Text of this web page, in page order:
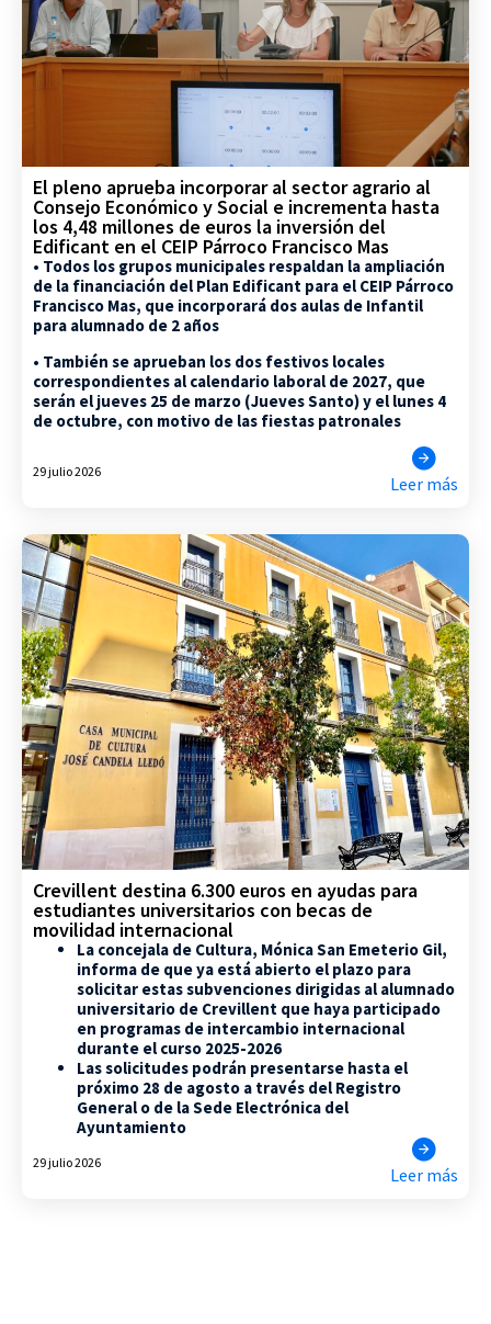
El pleno aprueba incorporar al sector agrario al
Consejo Económico y Social e incrementa hasta
los 4,48 millones de euros la inversión del
Edificant en el CEIP Párroco Francisco Mas
• Todos los grupos municipales respaldan la ampliación
de la financiación del Plan Edificant para el CEIP Párroco
Francisco Mas, que incorporará dos aulas de Infantil
para alumnado de 2 años
• También se aprueban los dos festivos locales
correspondientes al calendario laboral de 2027, que
serán el jueves 25 de marzo (Jueves Santo) y el lunes 4
de octubre, con motivo de las fiestas patronales
29 julio 2026
Leer más
Crevillent destina 6.300 euros en ayudas para
estudiantes universitarios con becas de
movilidad internacional
La concejala de Cultura, Mónica San Emeterio Gil,
informa de que ya está abierto el plazo para
solicitar estas subvenciones dirigidas al alumnado
universitario de Crevillent que haya participado
en programas de intercambio internacional
durante el curso 2025-2026
Las solicitudes podrán presentarse hasta el
próximo 28 de agosto a través del Registro
General o de la Sede Electrónica del
Ayuntamiento
29 julio 2026
Leer más